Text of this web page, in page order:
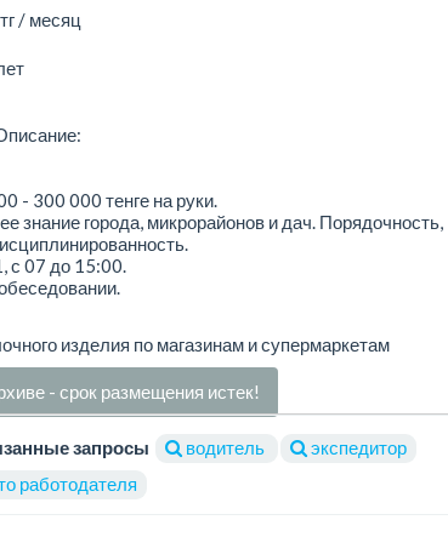
/ месяц
- 300 000 тенге на руки.
знание города, микрорайонов и дач. Порядочность,
с 07 до 15:00.
изделия по магазинам и супермаркетам
- срок размещения истек!
запросы водитель
экспедитор
работодателя